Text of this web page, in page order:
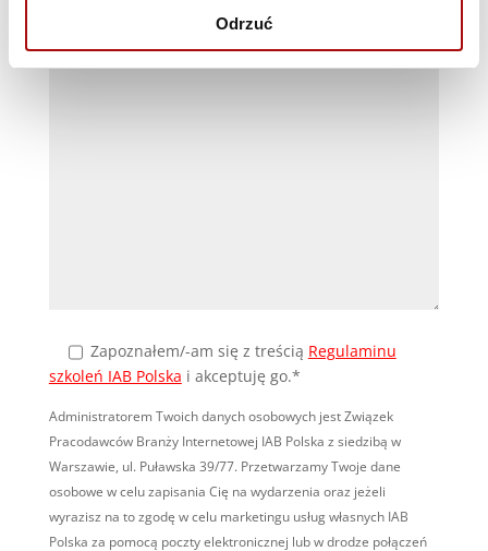
Odrzuć
Uwagi (opcjonalne)
Zapoznałem/-am się z treścią Regulaminu
szkoleń IAB Polska i akceptuję go.*
Administratorem Twoich danych osobowych jest Związek
Pracodawców Branży Internetowej IAB Polska z siedzibą w
Warszawie, ul. Puławska 39/77. Przetwarzamy Twoje dane
osobowe w celu zapisania Cię na wydarzenia oraz jeżeli
wyrazisz na to zgodę w celu marketingu usług własnych IAB
Polska za pomocą poczty elektronicznej lub w drodze połączeń